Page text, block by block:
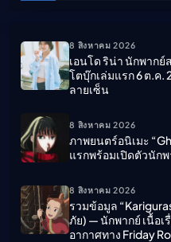
8 สิงหาคม 2026
เอนโด ริน่า นักพากย์
โตบุ๊กเล่มแรก 6 ต.ค.
ลายเซ็น
8 สิงหาคม 2026
ภาพยนตร์อนิเมะ
แรกพร้อมเปิดตัวนัก
8 สิงหาคม 2026
รวมข้อมูล
ภัย) — นักพากย์ เนื้อเ
อากาศทาง Friday